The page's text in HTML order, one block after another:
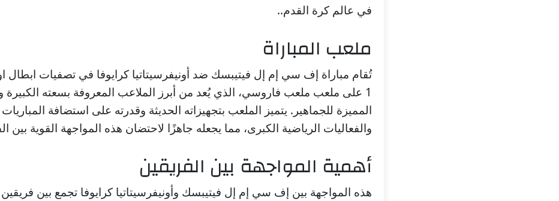
في عالم كرة القدم..
ملعب المباراة
تُقام مباراة إف سي إم إل فيتيبسك ضد أونيفرسيتاتيا كرايوفا في تصفيات ابطال
1 على ملعب ملعب فاروسي، الذي يُعد من أبرز الملاعب المعروفة بسعته الكبيرة
المميزة للجماهير. يتميز الملعب بتجهيزاته الحديثة وقدرته على استضافة
والفعاليات الرياضية الكبرى، مما يجعله جاهزًا لاحتضان هذه المواجهة القوية بين
أهمية المواجهة بين الفريقين
هذه المواجهة بين إف سي إم إل فيتيبسك وأونيفرسيتاتيا كرايوفا تجمع بين